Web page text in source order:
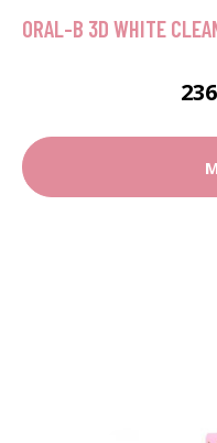
ORAL-B 3D WHITE